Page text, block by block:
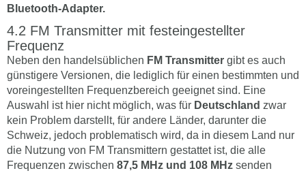
Bluetooth-Adapter.
FM Transmitter mit festeingestellter
Frequenz
Neben den handelsüblichen FM Transmitter gibt es auch
günstigere Versionen, die lediglich für einen bestimmten und
voreingestellten Frequenzbereich geeignet sind. Eine
Auswahl ist hier nicht möglich, was für Deutschland zwar
kein Problem darstellt, für andere Länder, darunter die
Schweiz, jedoch problematisch wird, da in diesem Land nur
die Nutzung von FM Transmittern gestattet ist, die alle
Frequenzen zwischen 87,5 MHz und 108 MHz senden